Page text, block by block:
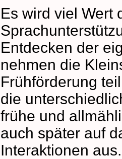
Es wird viel Wert
Entdecken der
nehmen die
Frühförderung
die
frühe und
auch später auf
Interaktionen aus.